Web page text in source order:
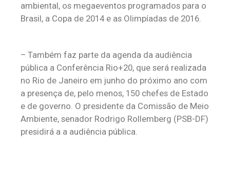
ambiental, os megaeventos programados para o
Brasil, a Copa de 2014 e as Olimpíadas de 2016.
– Também faz parte da agenda da audiência
pública a Conferência Rio+20, que será realizada
no Rio de Janeiro em junho do próximo ano com
a presença de, pelo menos, 150 chefes de Estado
e de governo. O presidente da Comissão de Meio
Ambiente, senador Rodrigo Rollemberg (PSB-DF)
presidirá a a audiência pública.